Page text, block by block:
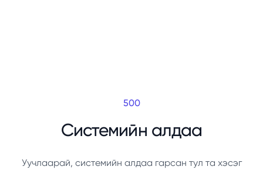
500
Системийн алдаа
Уучлаарай, системийн алдаа гарсан тул та хэсэг